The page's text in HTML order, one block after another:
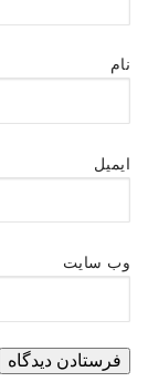
نام
ایمیل
وب‌ سایت